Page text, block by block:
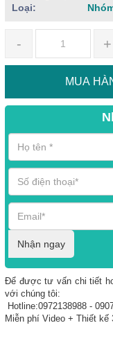
Loại:
- +
MUA
Nhận ngay
Để được tư vấn chi tiết
với chúng tôi:
Hotline:0972138988 -
Miễn phí Video + Thiết kế